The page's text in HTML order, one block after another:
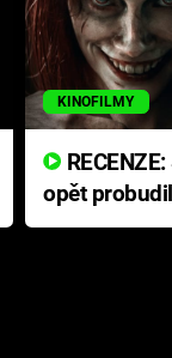
KINOFILMY
opět
přichází s